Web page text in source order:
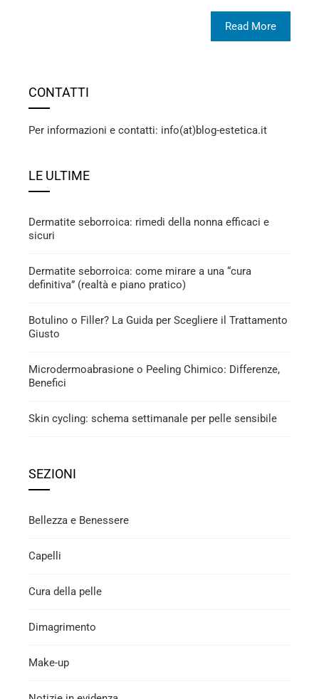
Read More
CONTATTI
Per informazioni e contatti: info(at)blog-estetica.it
LE ULTIME
Dermatite seborroica: rimedi della nonna efficaci e
sicuri
Dermatite seborroica: come mirare a una “cura
definitiva” (realtà e piano pratico)
Botulino o Filler? La Guida per Scegliere il Trattamento
Giusto
Microdermoabrasione o Peeling Chimico: Differenze,
Benefici
Skin cycling: schema settimanale per pelle sensibile
SEZIONI
Bellezza e Benessere
Capelli
Cura della pelle
Dimagrimento
Make-up